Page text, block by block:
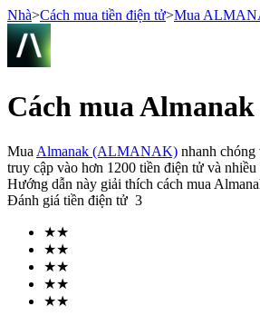
USDT Futures
Futures sử dụng USDT làm tài sản thế
Nhà>Cách mua tiền điện tử>Mua
Cách mua
Mua Almanak (ALMANAK) nhanh chóng
truy cập vào hơn 1200 tiền điện tử và
Hướng dẫn này giải thích cách mua
Đánh giá tiền điện tử 3
★★
★★
★★
★★
★★